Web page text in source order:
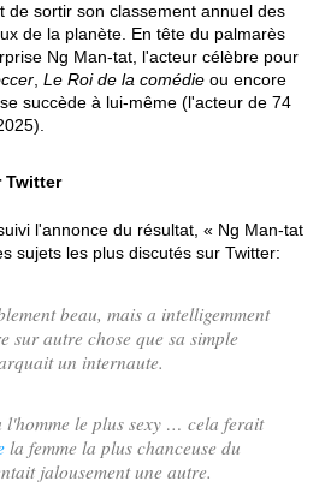
de sortir son classement annuel des
de la planète. En tête du palmarès
Ng Man-tat, l'acteur célèbre pour
Le Roi de la comédie ou encore
se succède à lui-même (l'acteur de 74
Twitter
l'annonce du résultat, « Ng Man-tat
sujets les plus discutés sur Twitter:
beau, mais a intelligemment
sur autre chose que sa simple
un internaute.
l'homme le plus sexy … cela ferait
la femme la plus chanceuse du
jalousement une autre.